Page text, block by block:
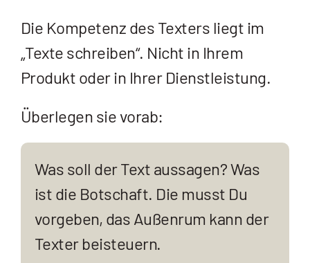
Die Kompetenz des Texters liegt im
„Texte schreiben“. Nicht in Ihrem
Produkt oder in Ihrer Dienstleistung.
Überlegen sie vorab:
Was soll der Text aussagen? Was
ist die Botschaft. Die musst Du
vorgeben, das Außenrum kann der
Texter beisteuern.